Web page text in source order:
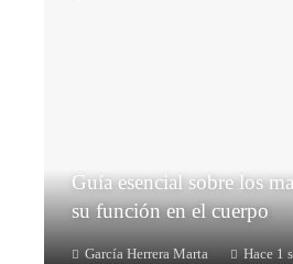
Guía esencial sobre los
su función en el cuerpo
García Herrera Marta Hace 1